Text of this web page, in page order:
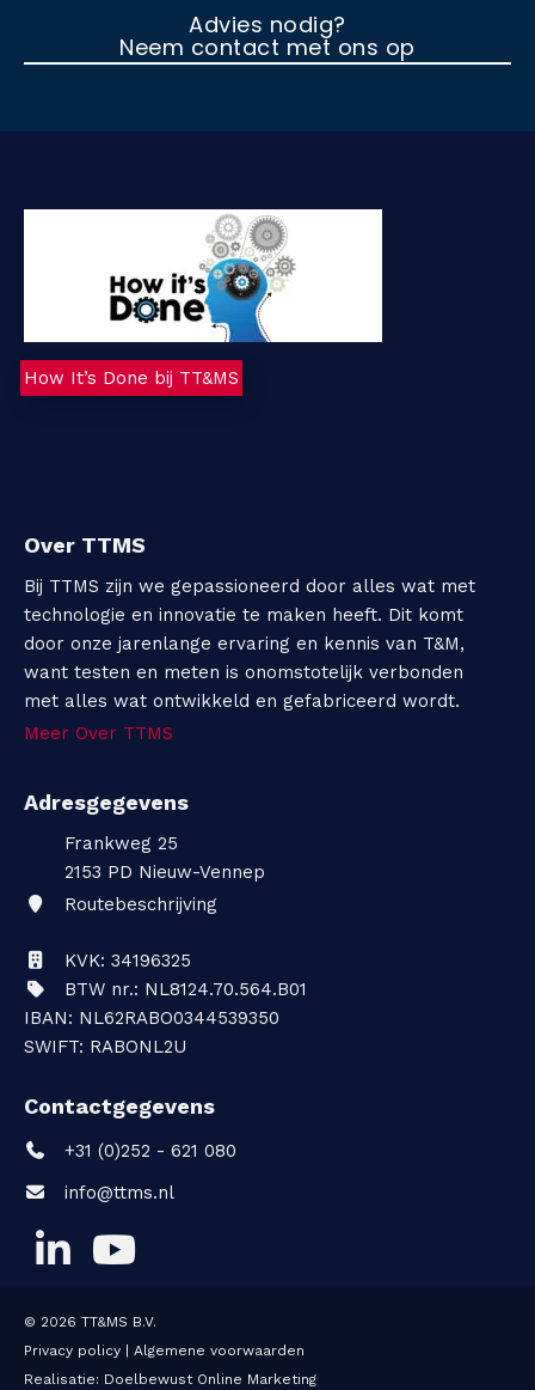
Advies nodig?
Neem contact met ons op
How It’s Done bij TT&MS
Over TTMS
Bij TTMS zijn we gepassioneerd door alles wat met
technologie en innovatie te maken heeft. Dit komt
door onze jarenlange ervaring en kennis van T&M,
want testen en meten is onomstotelijk verbonden
met alles wat ontwikkeld en gefabriceerd wordt.
Meer Over TTMS
Adresgegevens
Frankweg 25
2153 PD Nieuw-Vennep
Routebeschrijving
KVK: 34196325
BTW nr.: NL8124.70.564.B01
IBAN: NL62RABO0344539350
SWIFT: RABONL2U
Contactgegevens
+31 (0)252 - 621 080
info@ttms.nl
© 2026 TT&MS B.V.
Privacy policy
Algemene voorwaarden
Realisatie: Doelbewust Online Marketing